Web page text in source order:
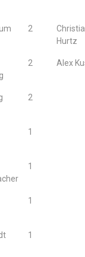
2
Hurtz
2 Alex
2
1
1
1
1